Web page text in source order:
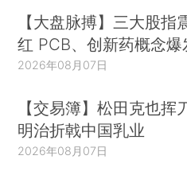
【大盘脉搏】三大股指
红 PCB、创新药概念爆
2026年08月07日
【交易簿】松田克也挥
明治折戟中国乳业
2026年08月07日